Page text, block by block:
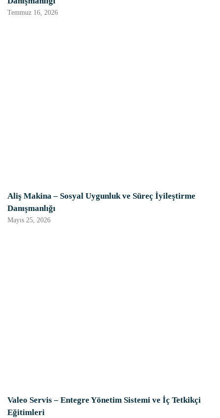
Temmuz 16, 2026
Aliş Makina – Sosyal Uygunluk ve Süreç İyileştirme
Danışmanlığı
Mayıs 25, 2026
Valeo Servis – Entegre Yönetim Sistemi ve İç Tetkikçi
Eğitimleri